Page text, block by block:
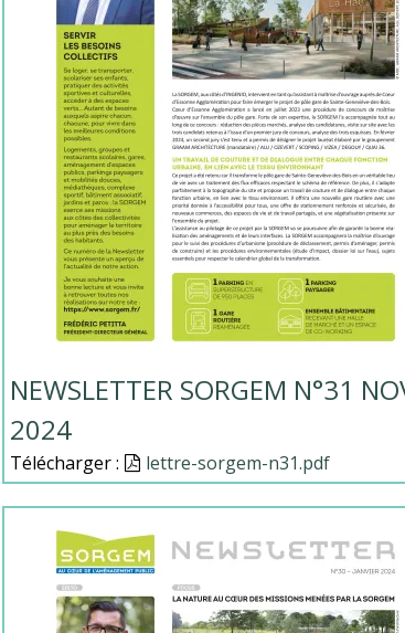
NEWSLETTER SORGEM N°31
2024
Télécharger : Document
lettre-sorgem-n31.pdf